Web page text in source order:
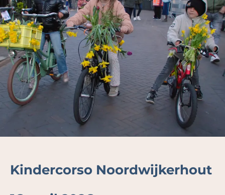
Kindercorso Noordwijkerhout